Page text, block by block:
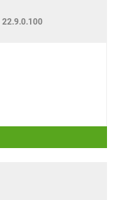
22.9.0.100